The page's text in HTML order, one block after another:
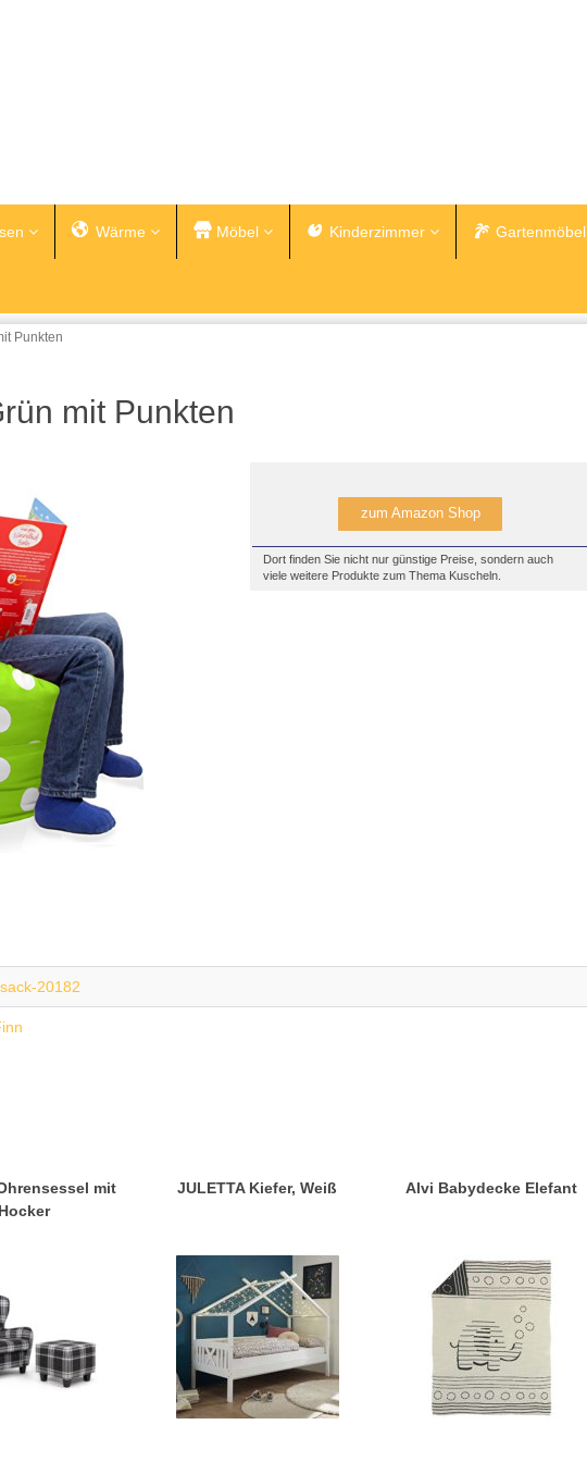
Wärme Möbel Kinderzimmer Gartenmöbel
Punkten
mit Punkten
zum Amazon Shop
Dort finden Sie nicht nur günstige Preise, sondern auch
viele weitere Produkte zum Thema Kuscheln.
20182
mit
Hocker
JULETTA Kiefer, Weiß Alvi Babydecke Elefant